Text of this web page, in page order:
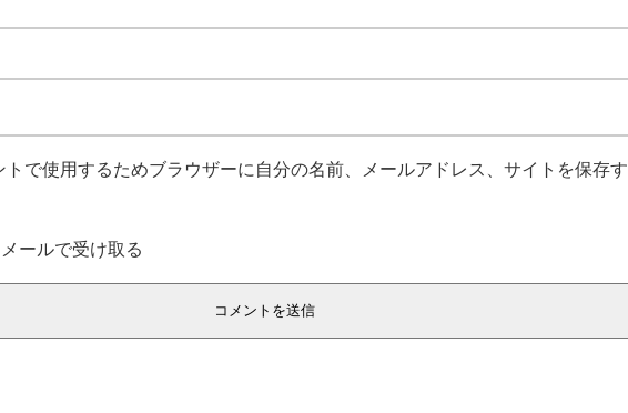
トで使用するためブラウザーに自分の名前、メールアドレス、サイトを保存す
ールで受け取る